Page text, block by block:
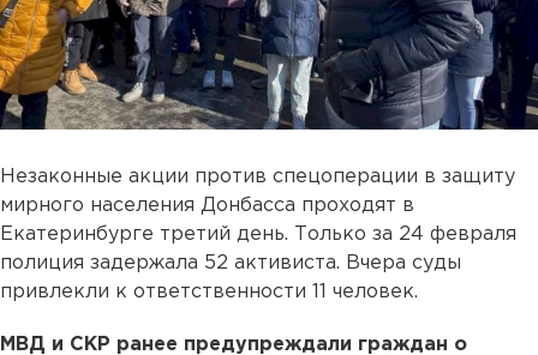
Незаконные акции против спецоперации в защиту
мирного населения Донбасса проходят в
Екатеринбурге третий день. Только за 24 февраля
полиция задержала 52 активиста. Вчера суды
привлекли к ответственности 11 человек.
МВД и СКР ранее предупреждали граждан о